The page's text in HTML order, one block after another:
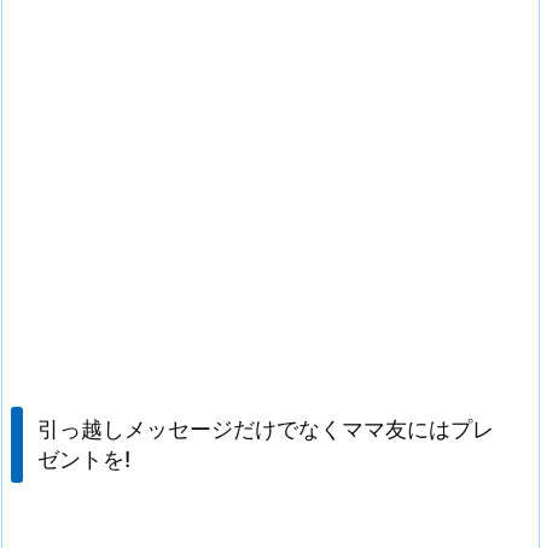
引っ越しメッセージだけでなくママ友にはプレ
ゼントを!